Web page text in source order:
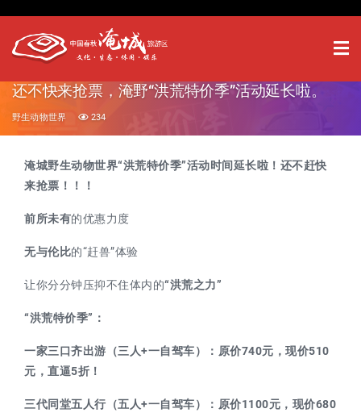
还不快来抢票，淹野“洪荒特价季”活动延长啦。
野生动物世界 234
淹城野生动物世界“洪荒特价季”活动时间延长啦！还不赶快
来抢票！！！
前所未有的优惠力度
无与伦比的“赶兽”体验
让你分分钟压抑不住体内的“洪荒之力”
“洪荒特价季”：
一家三口齐出游（三人+一自驾车）：原价740元，现价510
元，直逼5折！
三代同堂五人行（五人+一自驾车）：原价1100元，现价680